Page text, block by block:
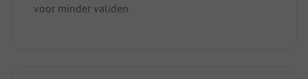
voor minder validen.